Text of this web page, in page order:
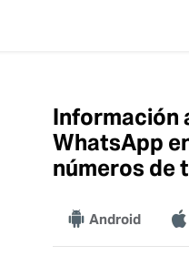
Información
WhatsApp
números de
Android